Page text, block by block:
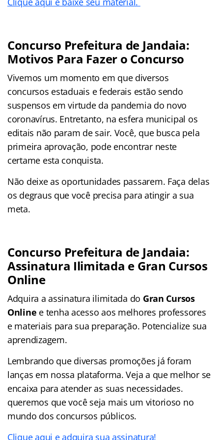
Concurso Prefeitura de Jandaia:
Motivos Para Fazer o Concurso
Vivemos um momento em que diversos
concursos estaduais e federais estão sendo
suspensos em virtude da pandemia do novo
coronavírus. Entretanto, na esfera municipal os
editais não param de sair. Você, que busca pela
primeira aprovação, pode encontrar neste
certame esta conquista.
Não deixe as oportunidades passarem. Faça delas
os degraus que você precisa para atingir a sua
meta.
Concurso Prefeitura de Jandaia:
Assinatura Ilimitada e Gran Cursos
Online
Adquira a assinatura ilimitada do Gran Cursos
Online e tenha acesso aos melhores professores
e materiais para sua preparação. Potencialize sua
aprendizagem.
Lembrando que diversas promoções já foram
lanças em nossa plataforma. Veja a que melhor se
encaixa para atender as suas necessidades.
queremos que você seja mais um vitorioso no
mundo dos concursos públicos.
Clique aqui e adquira sua assinatura!